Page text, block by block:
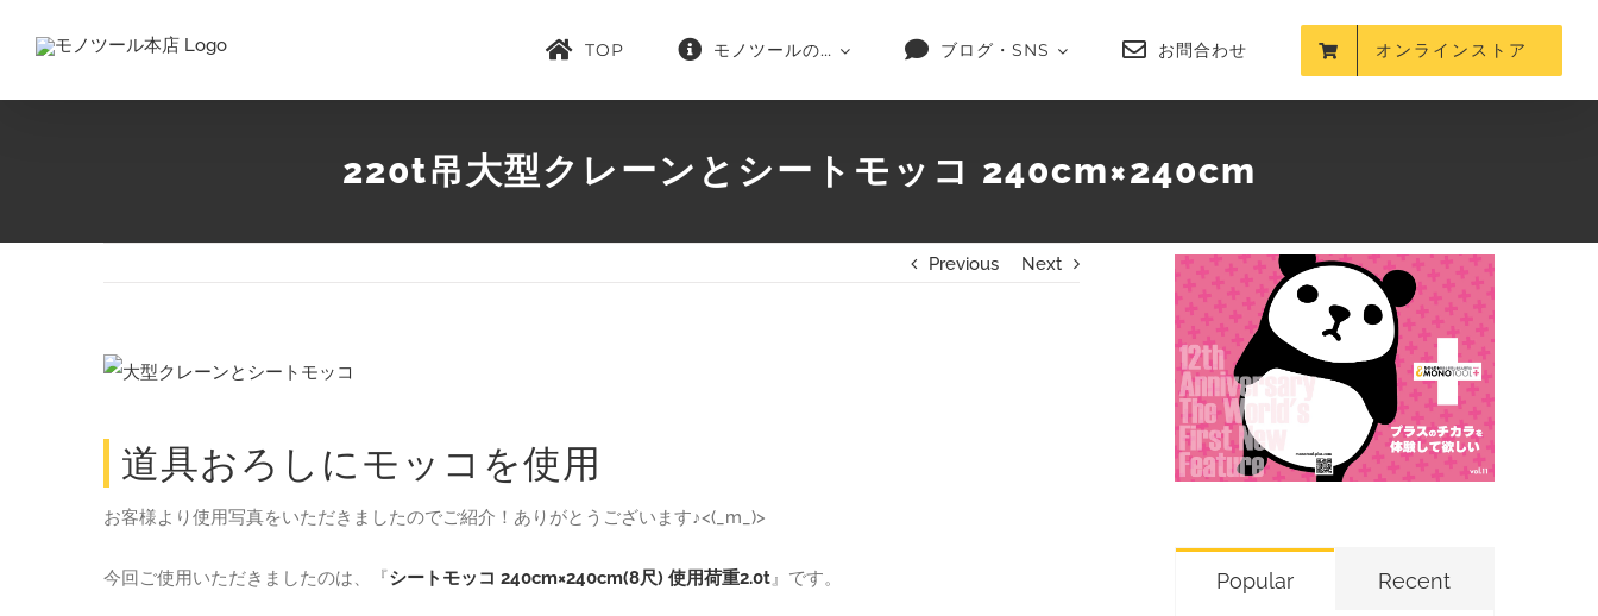
TOP モノツールの… ブログ・SNS お問合わせ オンラインストア
220t吊大型クレーンとシートモッコ 240cm×240cm
Previous Next
View
Image
道具おろしにモッコを使用
お客様より使用写真をいただきましたのでご紹介！ありがとうございます♪<(_m_)>
今回ご使用いただきましたのは、『シートモッコ 240cm×240cm(8尺) 使用荷重2.0t』です。 Popular Recent